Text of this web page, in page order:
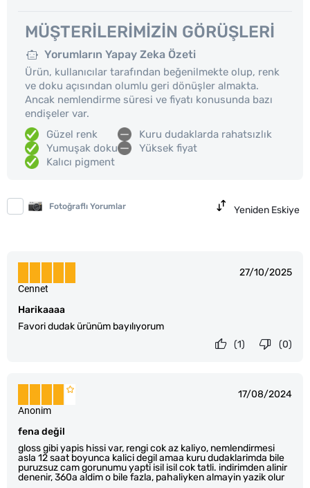
MÜŞTERILERIMIZIN GÖRÜŞLERI
Yorumların Yapay Zeka Özeti
Ürün, kullanıcılar tarafından beğenilmekte olup, renk
ve doku açısından olumlu geri dönüşler almakta.
Ancak nemlendirme süresi ve fiyatı konusunda bazı
endişeler var.
Güzel renk
Yumuşak doku
Kalıcı pigment
Kuru dudaklarda rahatsızlık
Yüksek fiyat
Fotoğraflı Yorumlar Yeniden Eskiye
27/10/2025
Harikaaaa
Favori dudak ürünüm bayılıyorum
Cennet
(0)
(1)
17/08/2024
fena değil
gloss gibi yapis hissi var, rengi cok az kaliyo, nemlendirmesi
asla 12 saat boyunca kalici degil amaa kuru dudaklarimda bile
puruzsuz cam gorunumu yapti isil isil cok tatli. indirimden alinir
denenir, 360a aldim o bile fazla, pahaliyken almayin yazik olur
Anonim